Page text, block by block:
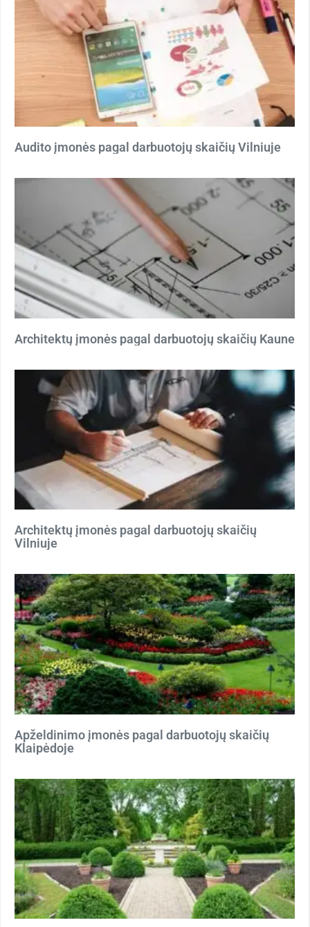
Audito įmonės pagal darbuotojų skaičių Vilniuje
Architektų įmonės pagal darbuotojų skaičių Kaune
Architektų įmonės pagal darbuotojų skaičių
Vilniuje
Apželdinimo įmonės pagal darbuotojų skaičių
Klaipėdoje